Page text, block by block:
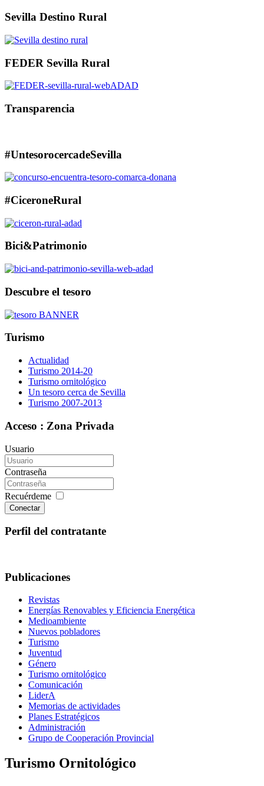
Sevilla Destino Rural
FEDER Sevilla Rural
Transparencia
#UntesorocercadeSevilla
#CiceroneRural
Bici&Patrimonio
Descubre el tesoro
Turismo
Actualidad
Turismo 2014-20
Turismo ornitológico
Un tesoro cerca de Sevilla
Turismo 2007-2013
Acceso : Zona Privada
Usuario
Contraseña
Recuérdeme
Conectar
Perfil del contratante
Publicaciones
Revistas
Energías Renovables y Eficiencia Energética
Medioambiente
Nuevos pobladores
Turismo
Juventud
Género
Turismo ornitológico
Comunicación
LiderA
Memorias de actividades
Planes Estratégicos
Administración
Grupo de Cooperación Provincial
Turismo Ornitológico